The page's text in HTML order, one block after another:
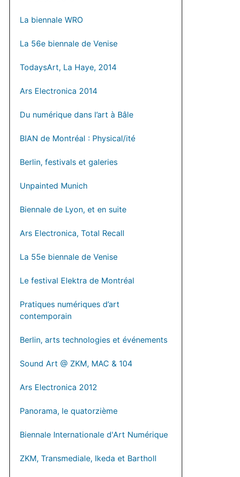
La biennale WRO
La 56e biennale de Venise
TodaysArt, La Haye, 2014
Ars Electronica 2014
Du numérique dans l’art à Bâle
BIAN de Montréal : Physical/ité
Berlin, festivals et galeries
Unpainted Munich
Biennale de Lyon, et en suite
Ars Electronica, Total Recall
La 55e biennale de Venise
Le festival Elektra de Montréal
Pratiques numériques d’art
contemporain
Berlin, arts technologies et événements
Sound Art @ ZKM, MAC & 104
Ars Electronica 2012
Panorama, le quatorzième
Biennale Internationale d'Art Numérique
ZKM, Transmediale, Ikeda et Bartholl